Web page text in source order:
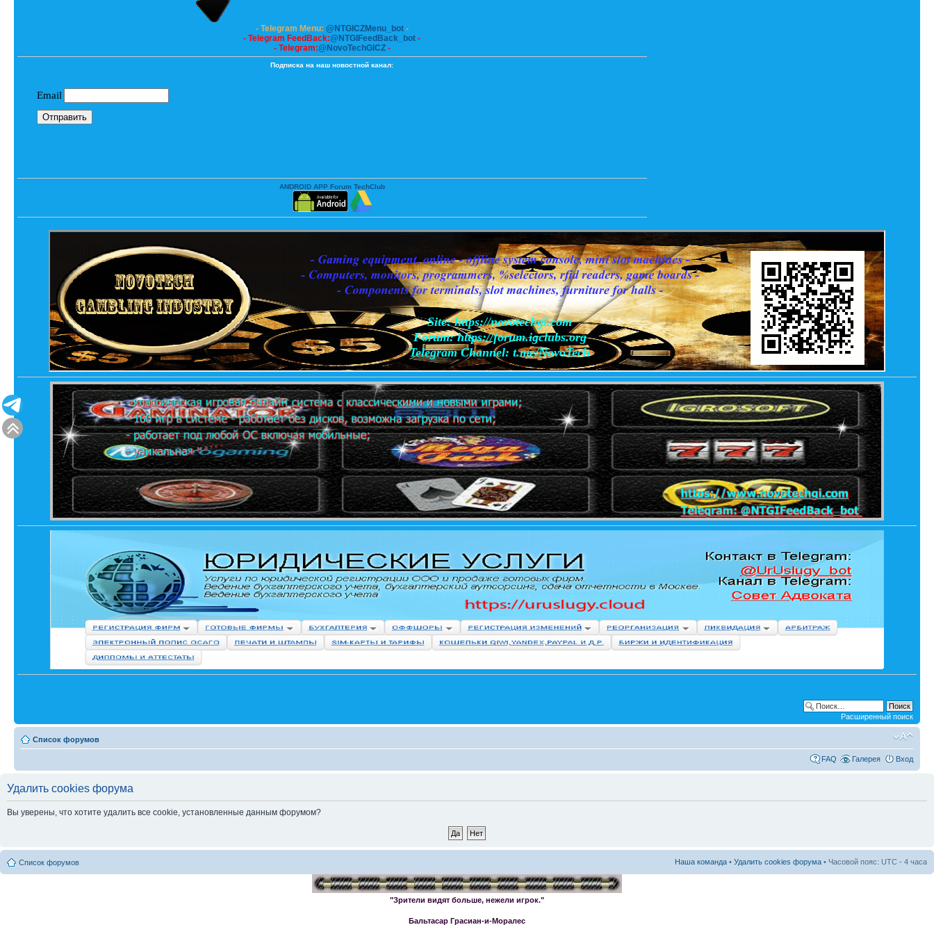
- Telegram Menu: @NTGICZMenu_bot-
- Telegram FeedBack:@NTGIFeedBack_bot -
- Telegram:@NovoTechGICZ-
Подписка на наш новостной канал:
ANDROID APP Forum TechClub
Расширенный поиск
Список форумов
FAQ Галерея Вход
Удалить cookies форума
Вы уверены, что хотите удалить все cookie, установленные данным форумом?
Список форумов Наша команда • Удалить cookies форума • Часовой пояс: UTC - 4 часа
"Зрители видят больше, нежели игрок."
Бальтасар Грасиан-и-Моралес